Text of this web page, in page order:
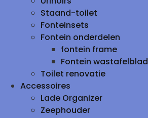
Staand-toilet
Fonteinsets
Fontein onderdelen
fontein frame
Fontein wastafelblad
Toilet renovatie
Accessoires
Lade Organizer
Zeephouder